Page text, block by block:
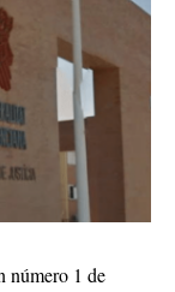
número 1 de